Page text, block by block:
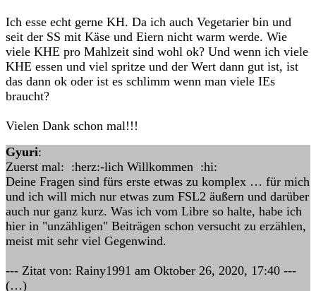
Ich esse echt gerne KH. Da ich auch Vegetarier bin und
seit der SS mit Käse und Eiern nicht warm werde. Wie
viele KHE pro Mahlzeit sind wohl ok? Und wenn ich viele
KHE essen und viel spritze und der Wert dann gut ist, ist
das dann ok oder ist es schlimm wenn man viele IEs
braucht?
Vielen Dank schon mal!!!
Gyuri:
Zuerst mal: :herz:-lich Willkommen :hi:
Deine Fragen sind fürs erste etwas zu komplex … für mich
und ich will mich nur etwas zum FSL2 äußern und darüber
auch nur ganz kurz. Was ich vom Libre so halte, habe ich
hier in "unzähligen" Beiträgen schon versucht zu erzählen,
meist mit sehr viel Gegenwind.
--- Zitat von: Rainy1991 am Oktober 26, 2020, 17:40 ---
(…)